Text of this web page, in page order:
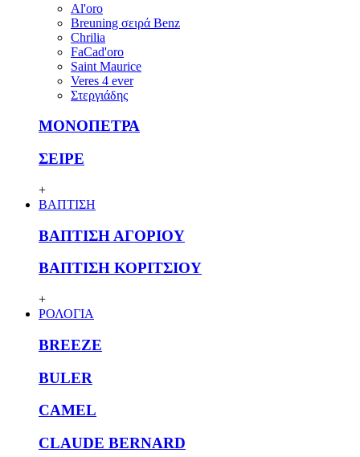
Al'oro
Breuning σειρά Benz
Chrilia
FaCad'oro
Saint Maurice
Veres 4 ever
Στεργιάδης
ΜΟΝΟΠΕΤΡΑ
ΣΕΙΡΕ
+
ΒΑΠΤΙΣΗ
ΒΑΠΤΙΣΗ ΑΓΟΡΙΟΥ
ΒΑΠΤΙΣΗ ΚΟΡΙΤΣΙΟΥ
+
ΡΟΛΟΓΙΑ
BREEZE
BULER
CAMEL
CLAUDE BERNARD